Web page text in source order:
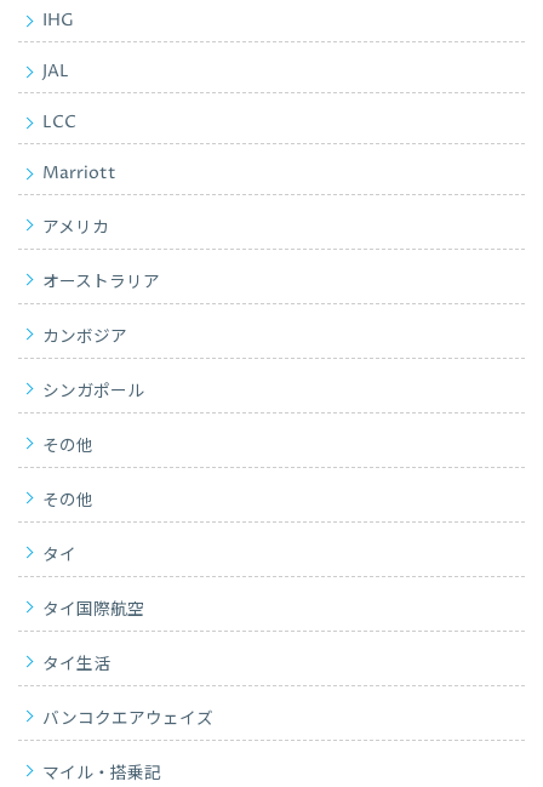
IHG
JAL
LCC
Marriott
アメリカ
オーストラリア
カンボジア
シンガポール
その他
その他
タイ
タイ国際航空
タイ生活
バンコクエアウェイズ
マイル・搭乗記